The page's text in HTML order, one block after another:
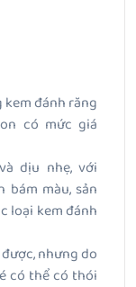
kem đánh răng
có mức giá
dịu nhẹ, với
màu, sản
loại kem đánh
nhưng do
có thể có thói